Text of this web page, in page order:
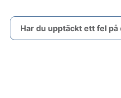
Har du upptäckt ett fel på